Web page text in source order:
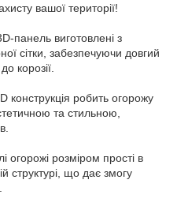
вашої території!
панель виготовлені з
сітки, забезпечуючи довгий
корозії.
конструкція робить огорожу
та стильною,
огорожі розміром прості в
структурі, що дає змогу